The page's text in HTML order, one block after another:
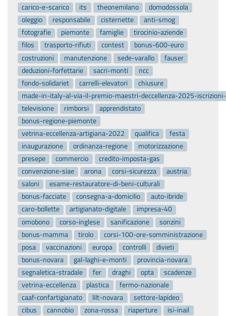
carico-e-scarico
its theonemilano
domodossola
oleggio
responsabile cisternette
anti-smog
fotografie
piemonte famiglie
tirocinio-aziende
filos
trasporto-rifiuti contest
bonus-600-euro
costruzioni
manutenzione sede-varallo
fauser
deduzioni-forfettarie
sacri-monti
ncc
fondo-solidariet
carrelli-elevatori
chiusure
made-in-italy-al-via-il-premio-maestri-deccellenza-2025-
televisione
rimborsi
apprendistato
bonus-regione-piemonte
vetrina-eccellenza-artigiana-2022
qualifica
festa
inaugurazione
ordinanza-regione
motorizzazione
presepe
commercio
credito-imposta-gas
convenzione-siae
arona corsi-sicurezza
austria
saloni
esame-restauratore-di-beni-culturali
bonus-facciate
consegna-a-domicilio
auto-ibride
caro-bollette
artigianato-digitale
impresa-40
omobono
corso-inglese sanificazione
sonzini
bonus-mamma
tirolo
corsi-100-ore-somministrazione
posa
vaccinazioni europa controlli
divieti
bonus-novara
gal-laghi-e-monti
provincia-novara
segnaletica-stradale
fer draghi opta
scadenze
vetrina-eccellenza
plastica
fermo-nazionale
caaf-confartigianato
lilt-novara
settore-lapideo
cibus
cannobio zona-rossa riaperture
isi-inail